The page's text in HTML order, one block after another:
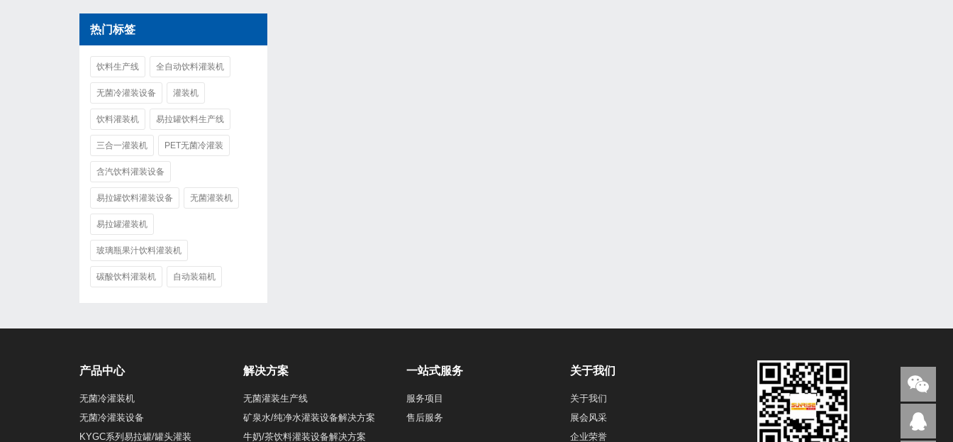
热门标签
饮料生产线 全自动饮料灌装机
无菌冷灌装设备 灌装机
饮料灌装机 易拉罐饮料生产线
三合一灌装机 PET无菌冷灌装
含汽饮料灌装设备
易拉罐饮料灌装设备 无菌灌装机
易拉罐灌装机
玻璃瓶果汁饮料灌装机
碳酸饮料灌装机 自动装箱机
产品中心
无菌冷灌装机
无菌冷灌装设备
KYGC系列易拉罐/罐头灌装
解决方案
无菌灌装生产线
矿泉水/纯净水灌装设备解决方案
牛奶/茶饮料灌装设备解决方案
一站式服务
服务项目
售后服务
关于我们
关于我们
展会风采
企业荣誉